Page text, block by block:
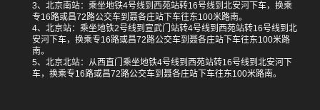
3、北京南站：乘坐地铁4号线到西苑站转16号线到北安河下车，换乘
专16路或昌72路公交车到聂各庄站下车往东100米路南。
4、北京站：乘坐地铁2号线到宣武门站转4号线到西苑站转16号线到北
安河下车，换乘专16路或昌72路公交车到聂各庄站下车往东100米路
南。
5、北京北站：从西直门乘坐地铁4号线到西苑站转16号线到北安河下
车，换乘专16路或昌72路公交车到聂各庄站下车往东100米路南。